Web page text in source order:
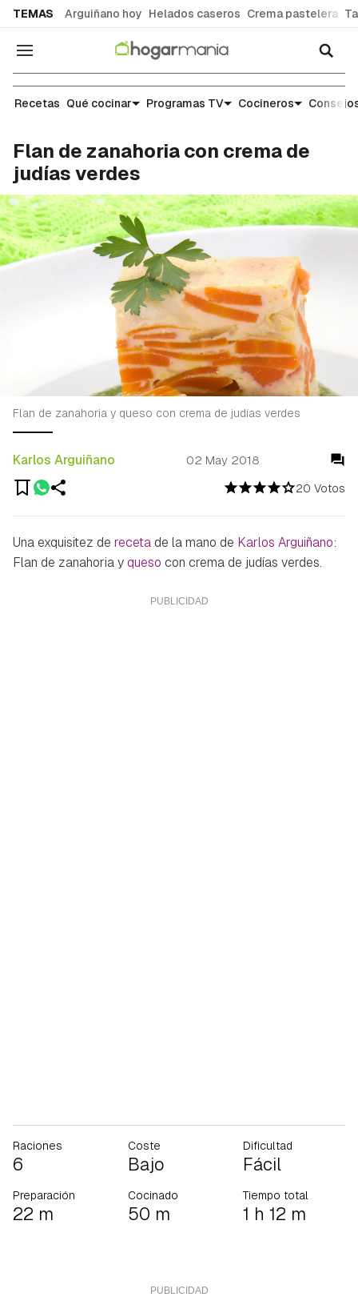
TEMAS Arguiñano hoy Helados caseros Crema pastelera
Navegación
Recetas
Recetas Qué cocinar Programas TV Cocineros
Flan de zanahoria con crema de
judías verdes
20 Votos
Karlos Arguiñano 02 May 2018
Flan de zanahoria y queso con crema de judías verdes
Una exquisitez de recetade la mano de Karlos Arguiñano:
Flan de zanahoria yqueso con crema de judías verdes.
Raciones
6
Coste
Bajo
Dificultad
Fácil
Preparación
22 m
Cocinado
50 m
Tiempo total
1 h 12 m